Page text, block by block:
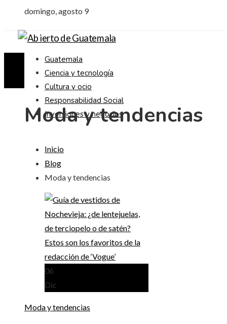
domingo, agosto 9
Guatemala
Ciencia y tecnología
Cultura y ocio
Responsabilidad Social
Inversiones y negocios
Moda y tendencias
Inicio
Blog
Moda y tendencias
06
Dic
Moda y tendencias